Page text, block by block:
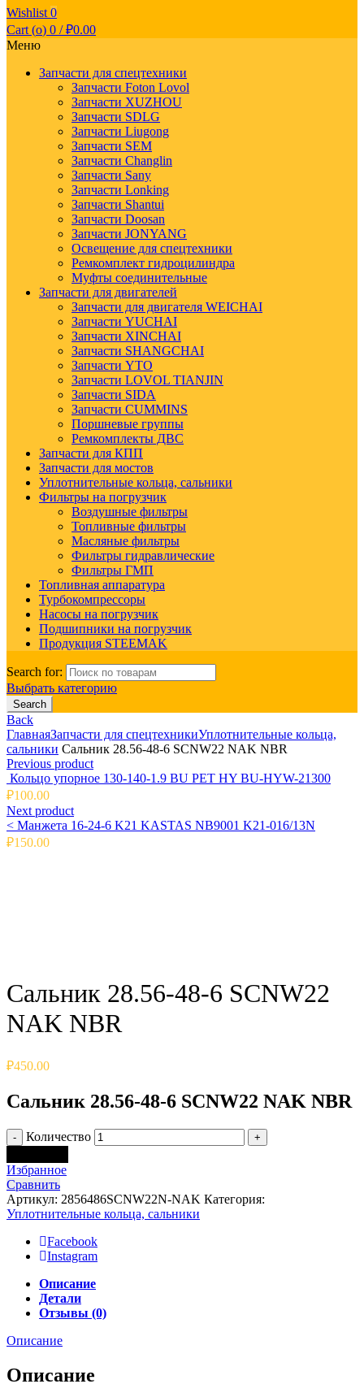
Wishlist 0
Cart (o) 0 / ₽0.00
Меню
Запчасти для спецтехники
Запчасти Foton Lovol
Запчасти XUZHOU
Запчасти SDLG
Запчасти Liugong
Запчасти SEM
Запчасти Changlin
Запчасти Sany
Запчасти Lonking
Запчасти Shantui
Запчасти Doosan
Запчасти JONYANG
Освещение для спецтехники
Ремкомплект гидроцилиндра
Муфты соединительные
Запчасти для двигателей
Запчасти для двигателя WEICHAI
Запчасти YUCHAI
Запчасти XINCHAI
Запчасти SHANGCHAI
Запчасти YTO
Запчасти LOVOL TIANJIN
Запчасти SIDA
Запчасти CUMMINS
Поршневые группы
Ремкомплекты ДВС
Запчасти для КПП
Запчасти для мостов
Уплотнительные кольца, сальники
Фильтры на погрузчик
Воздушные фильтры
Топливные фильтры
Масляные фильтры
Фильтры гидравлические
Фильтры ГМП
Топливная аппаратура
Турбокомпрессоры
Насосы на погрузчик
Подшипники на погрузчик
Продукция STEEMAK
Search for:
Выбрать категорию
Search
Back
ГлавнаяЗапчасти для спецтехникиУплотнительные кольца,
сальники Сальник 28.56-48-6 SCNW22 NAK NBR
Previous product
Кольцо упорное 130-140-1.9 BU PET HY BU-HYW-21300
₽100.00
Next product
< Манжета 16-24-6 K21 KASTAS NB9001 K21-016/13N
₽150.00
Сальник 28.56-48-6 SCNW22
NAK NBR
₽450.00
Сальник 28.56-48-6 SCNW22 NAK NBR
Количество
Избранное
Сравнить
Артикул: 2856486SCNW22N-NAK Категория:
Уплотнительные кольца, сальники
Facebook
Instagram
Описание
Детали
Отзывы (0)
Описание
Описание